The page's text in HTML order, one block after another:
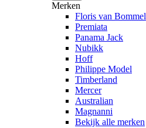
Merken
Floris van Bommel
Premiata
Panama Jack
Nubikk
Hoff
Philippe Model
Timberland
Mercer
Australian
Magnanni
Bekijk alle merken